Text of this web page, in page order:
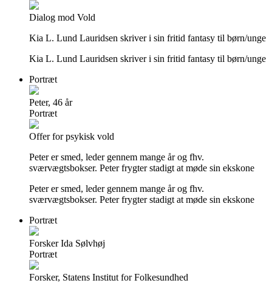
Dialog mod Vold
Kia L. Lund Lauridsen skriver i sin fritid fantasy til børn/unge
Kia L. Lund Lauridsen skriver i sin fritid fantasy til børn/unge
Portræt
Peter, 46 år
Portræt
Offer for psykisk vold
Peter er smed, leder gennem mange år og fhv.
sværvægtsbokser. Peter frygter stadigt at møde sin ekskone
Peter er smed, leder gennem mange år og fhv.
sværvægtsbokser. Peter frygter stadigt at møde sin ekskone
Portræt
Forsker Ida Sølvhøj
Portræt
Forsker, Statens Institut for Folkesundhed